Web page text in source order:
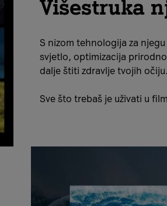
Višestruka
S nizom tehnologija za
svjetlo, optimizacija
dalje štiti zdravlje tvojih očiju.
Sve što trebaš je uživati u